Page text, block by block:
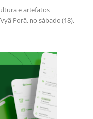
e artefatos
Porâ, no sábado (18),